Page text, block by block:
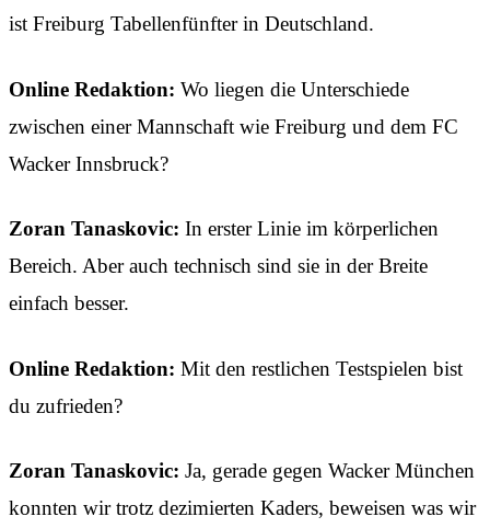
ist Freiburg Tabellenfünfter in Deutschland.
Online Redaktion: Wo liegen die Unterschiede
zwischen einer Mannschaft wie Freiburg und dem FC
Wacker Innsbruck?
Zoran Tanaskovic: In erster Linie im körperlichen
Bereich. Aber auch technisch sind sie in der Breite
einfach besser.
Online Redaktion: Mit den restlichen Testspielen bist
du zufrieden?
Zoran Tanaskovic: Ja, gerade gegen Wacker München
konnten wir trotz dezimierten Kaders, beweisen was wir